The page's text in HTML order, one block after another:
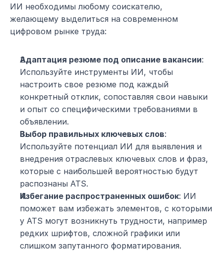
ИИ необходимы любому соискателю,
желающему выделиться на современном
цифровом рынке труда:
Адаптация резюме под описание вакансии:
Используйте инструменты ИИ, чтобы
настроить свое резюме под каждый
конкретный отклик, сопоставляя свои навыки
и опыт со специфическими требованиями в
объявлении.
Выбор правильных ключевых слов:
Используйте потенциал ИИ для выявления и
внедрения отраслевых ключевых слов и фраз,
которые с наибольшей вероятностью будут
распознаны ATS.
Избегание распространенных ошибок: ИИ
поможет вам избежать элементов, с которыми
у ATS могут возникнуть трудности, например
редких шрифтов, сложной графики или
слишком запутанного форматирования.